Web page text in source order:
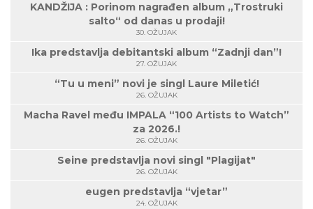
KANDŽIJA : Porinom nagrađen album „Trostruki
salto“ od danas u prodaji!
30. OŽUJAK
Ika predstavlja debitantski album “Zadnji dan”!
27. OŽUJAK
“Tu u meni” novi je singl Laure Miletić!
26. OŽUJAK
Macha Ravel među IMPALA “100 Artists to Watch”
za 2026.!
26. OŽUJAK
Seine predstavlja novi singl "Plagijat"
26. OŽUJAK
eugen predstavlja “vjetar”
24. OŽUJAK